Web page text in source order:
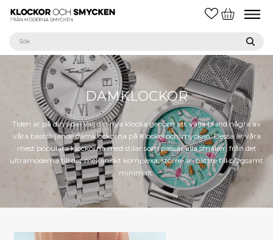
DAMKLOCKOR
Tiden är på din sida! Välj din nya klocka genom att välja bland några av
våra bästsäljande damklockorna på Klockorochsmycken. Dessa är våra
mest populära klockorna med stilar som passar alla smaker, från det
ultramoderna till det mekaniskt komplexa, större-är-bättre till blygsamt
minimalt.